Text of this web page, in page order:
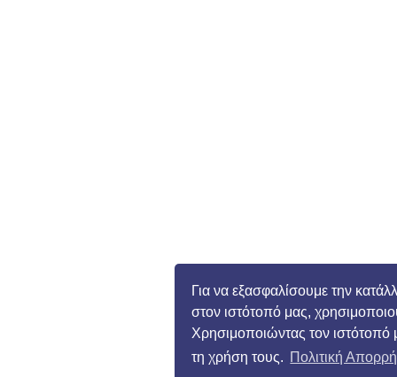
Για να εξασφαλίσουμε την
στον ιστότοπό μας,
Χρησιμοποιώντας τον ιστότοπό
τη χρήση τους. Πολιτική